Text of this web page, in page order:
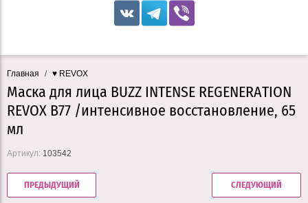
Главная / ♥ REVOX
Маска для лица BUZZ INTENSE REGENERATION
REVOX B77 /интенсивное восстановление, 65
мл
Артикул: 103542
ПРЕДЫДУЩИЙ СЛЕДУЮЩИЙ